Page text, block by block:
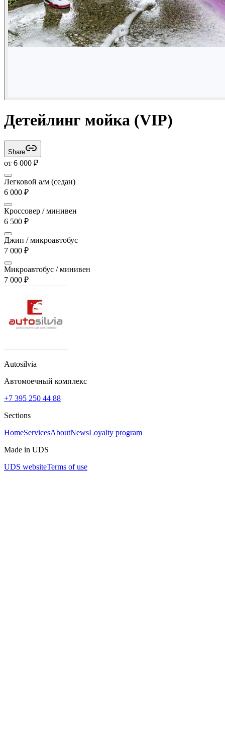
Детейлинг мойка (VIP)
Share
от 6 000 ₽
Легковой а/м (седан)
6 000 ₽
Кроссовер / минивен
6 500 ₽
Джип / микроавтобус
7 000 ₽
Микроавтобус / минивен
7 000 ₽
Autosilvia
Автомоечный комплекс
+7 395 250 44 88
Sections
HomeServicesAboutNewsLoyalty program
Made in UDS
UDS websiteTerms of use